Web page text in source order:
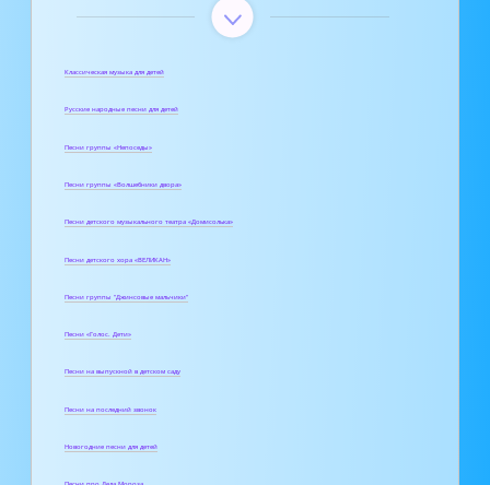
Классическая музыка для детей
Русские народные песни для детей
Песни группы «Непоседы»
Песни группы «Волшебники двора»
Песни детского музыкального театра «Домисолька»
Песни детского хора «ВЕЛИКАН»
Песни группы "Джинсовые мальчики"
Песни «Голос. Дети»
Песни на выпускной в детском саду
Песни на последний звонок
Новогодние песни для детей